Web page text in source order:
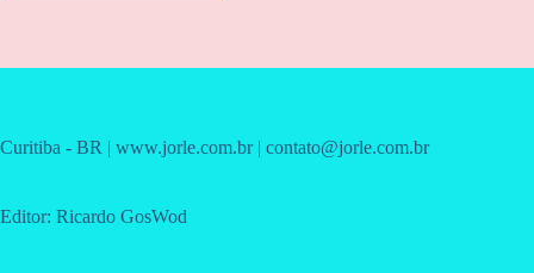
Curitiba - BR | www.jorle.com.br | contato@jorle.com.br
Editor: Ricardo GosWod